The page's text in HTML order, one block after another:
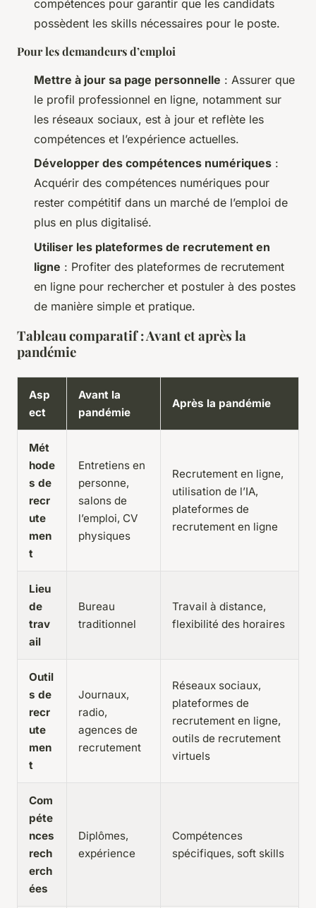
compétences pour garantir que les candidats
possèdent les skills nécessaires pour le poste.
Pour les demandeurs d’emploi
Mettre à jour sa page personnelle : Assurer que
le profil professionnel en ligne, notamment sur
les réseaux sociaux, est à jour et reflète les
compétences et l’expérience actuelles.
Développer des compétences numériques :
Acquérir des compétences numériques pour
rester compétitif dans un marché de l’emploi de
plus en plus digitalisé.
Utiliser les plateformes de recrutement en
ligne : Profiter des plateformes de recrutement
en ligne pour rechercher et postuler à des postes
de manière simple et pratique.
Tableau comparatif : Avant et après la
pandémie
Asp
ect
Avant la
pandémie
Après la pandémie
Mét
hode
s de
recr
ute
men
t
Entretiens en
personne,
salons de
l’emploi, CV
physiques
Recrutement en ligne,
utilisation de l’IA,
plateformes de
recrutement en ligne
Lieu
de
trav
ail
Bureau
traditionnel
Travail à distance,
flexibilité des horaires
Outil
s de
recr
ute
men
t
Journaux,
radio,
agences de
recrutement
Réseaux sociaux,
plateformes de
recrutement en ligne,
outils de recrutement
virtuels
Com
péte
nces
rech
erch
ées
Diplômes,
expérience
Compétences
spécifiques, soft skills